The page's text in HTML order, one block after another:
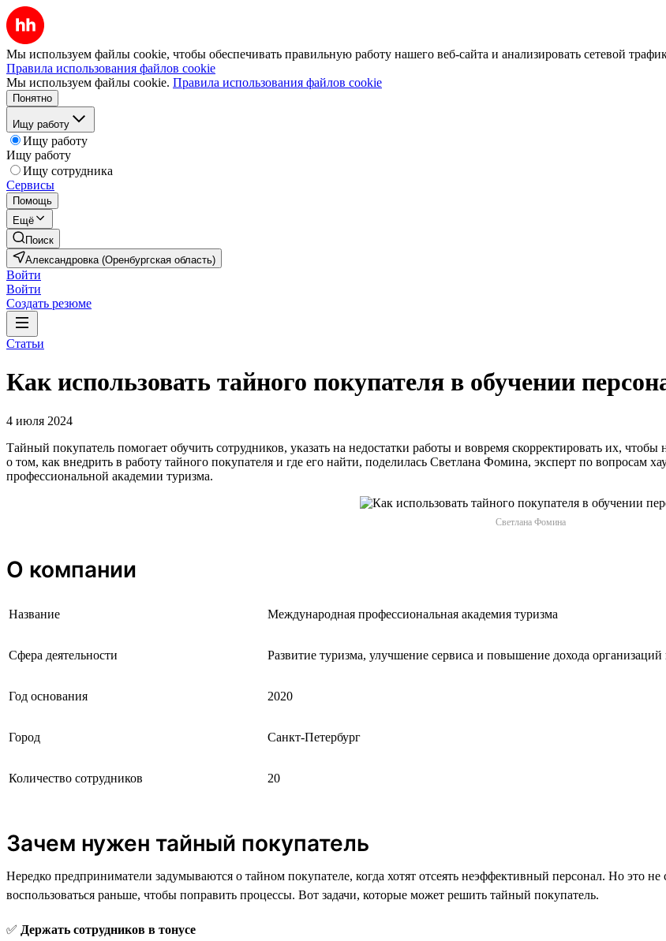
Мы используем файлы cookie, чтобы обеспечивать правильную работу нашего веб-сайта и анализировать сетевой
Правила использования файлов cookie
Мы используем файлы cookie. Правила использования файлов cookie
Понятно
Ищу работу
Ищу работу
Ищу работу
Ищу сотрудника
Сервисы
Помощь
Ещё
Поиск
Александровка (Оренбургская область)
Войти
Войти
Создать резюме
Статьи
Как использовать тайного покупателя‎ в обучении
4 июля 2024
Тайный покупатель помогает обучить сотрудников, указать на недостатки работы и вовремя скорректировать их,
о том, как внедрить в работу тайного покупателя и где его найти, поделилась Светлана Фомина, эксперт по вопросам
профессиональной академии туризма.
Светлана Фомина
О компании
Название Международная профессиональная академия туризма
Сфера деятельности Развитие туризма, улучшение сервиса и повышение дохода организаций
Год основания 2020
Город Санкт-Петербург
Количество сотрудников 20
Зачем нужен тайный покупатель
Нередко предприниматели задумываются о тайном покупателе, когда хотят отсеять неэффективный персонал. Но это
воспользоваться раньше, чтобы поправить процессы. Вот задачи, которые может решить тайный покупатель.
✅ Держать сотрудников в тонусе